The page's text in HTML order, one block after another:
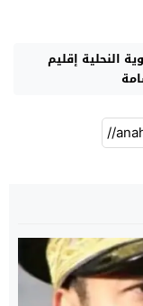
النحلية إقليم